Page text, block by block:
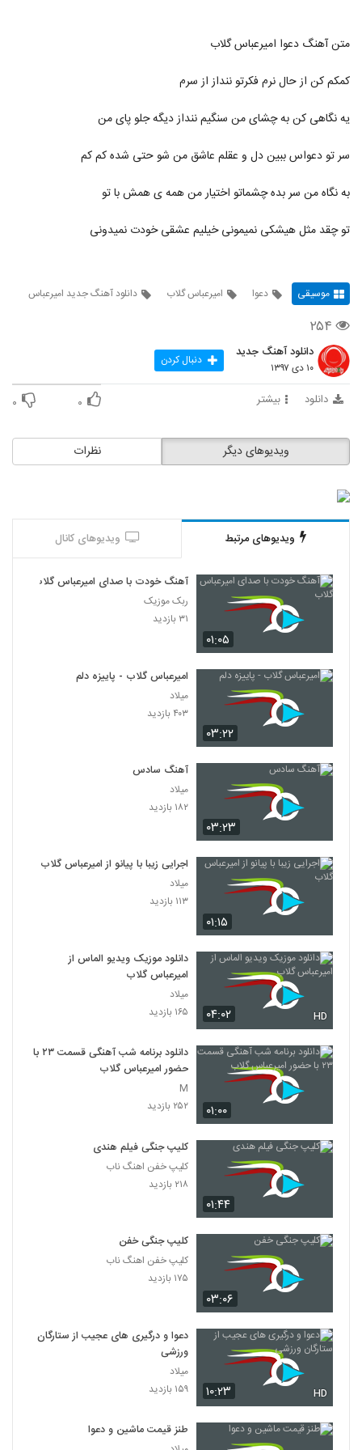
متن آهنگ دعوا امیرعباس گلاب
کمکم کن از حال نرم فکرتو ننداز از سرم
یه نگاهی کن به چشای من سنگیم ننداز دیگه جلو پای من
سر تو دعواس ببین دل و عقلم عاشق من شو حتی شده کم کم
به نگاه من سر بده چشماتو اختیار من همه ی همش با تو
تو چقد مثل هیشکی نمیمونی خیلیم عشقی خودت نمیدونی
موسیقی دعوا امیرعباس گلاب دانلود آهنگ جدید امیرعباس
۲۵۴
دانلود آهنگ جدید
۱۰ دی ۱۳۹۷ دنبال کردن
دانلود بیشتر ۰ ۰
نظرات ویدیوهای دیگر
ویدیوهای مرتبط ویدیوهای کانال
۰۱:۰۵
آهنگ خودت با صدای امیرعباس گلاب
ربک موزیک
۳۱ بازدید
۰۳:۲۲
امیرعباس گلاب - پاییزه دلم
میلاد
۴۰۳ بازدید
۰۳:۲۳
آهنگ سادس
میلاد
۱۸۲ بازدید
۰۱:۱۵
اجرایی زیبا با پیانو از امیرعباس گلاب
میلاد
۱۱۳ بازدید
۰۴:۰۲ HD
دانلود موزیک ویدیو الماس از
امیرعباس گلاب
میلاد
۱۶۵ بازدید
۰۱:۰۰
دانلود برنامه شب آهنگی قسمت ۲۳ با
حضور امیرعباس گلاب
M
۲۵۲ بازدید
۰۱:۴۴
کلیپ جنگی فیلم هندی
کلیپ خفن اهنگ ناب
۲۱۸ بازدید
۰۳:۰۶
کلیپ جنگی خفن
کلیپ خفن اهنگ ناب
۱۷۵ بازدید
۱۰:۲۳ HD
دعوا و درگیری های عجیب از ستارگان
ورزشی
میلاد
۱۵۹ بازدید
طنز قیمت ماشین و دعوا